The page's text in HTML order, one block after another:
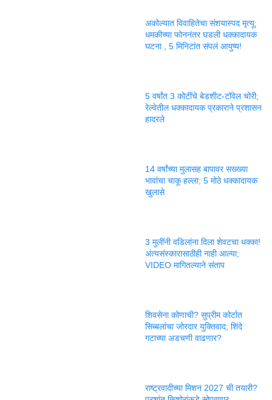
अकोल्यात विवाहितेचा संशयास्पद मृत्यू;
धमकीच्या फोननंतर घडली धक्कादायक
घटना , 5 मिनिटांत संपलं आयुष्य!
5 वर्षांत 3 कोटींचे बेडशीट-टॉवेल चोरी;
रेल्वेतील धक्कादायक प्रकाराने प्रशासन
हादरले
14 वर्षांच्या मुलासह बापावर सख्ख्या
भावांचा चाकू हल्ला; 5 मोठे धक्कादायक
खुलासे
3 मुलींनी वडिलांना दिला शेवटचा धक्का!
अंत्यसंस्कारासाठीही नाही आल्या;
VIDEO मागितल्याने संताप
शिवसेना कोणाची? सुप्रीम कोर्टात
सिब्बलांचा जोरदार युक्तिवाद; शिंदे
गटाच्या अडचणी वाढणार?
राष्ट्रवादीच्या मिशन 2027 ची तयारी?